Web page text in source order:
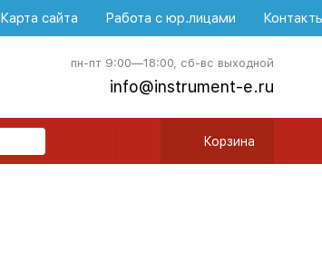
Карта сайта Работа с юр.лицами
пн-пт 9:00—18:00, сб-вс выходной
info@instrument-e.ru
Корзина